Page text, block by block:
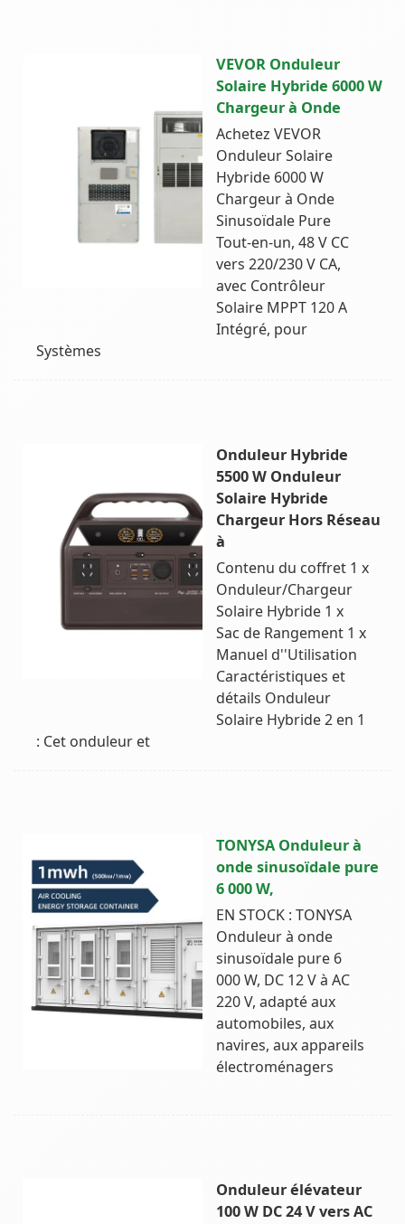
VEVOR Onduleur
Solaire Hybride 6000 W
Chargeur à Onde
Achetez VEVOR
Onduleur Solaire
Hybride 6000 W
Chargeur à Onde
Sinusoïdale Pure
Tout-en-un, 48 V CC
vers 220/230 V CA,
avec Contrôleur
Solaire MPPT 120 A
Intégré, pour
Systèmes
Onduleur Hybride
5500 W Onduleur
Solaire Hybride
Chargeur Hors Réseau
à
Contenu du coffret 1 x
Onduleur/Chargeur
Solaire Hybride 1 x
Sac de Rangement 1 x
Manuel d''Utilisation
Caractéristiques et
détails Onduleur
Solaire Hybride 2 en 1
: Cet onduleur et
TONYSA Onduleur à
onde sinusoïdale pure
6 000 W,
EN STOCK : TONYSA
Onduleur à onde
sinusoïdale pure 6
000 W, DC 12 V à AC
220 V, adapté aux
automobiles, aux
navires, aux appareils
électroménagers
Onduleur élévateur
100 W DC 24 V vers AC